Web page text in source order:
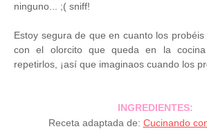
ninguno... ;( sniff!
Estoy segura de que en cuanto los
con el olorcito que queda en la
repetirlos, ¡así que imaginaos cuando los
INGREDIENTES:
Receta adaptada de: Cucinando